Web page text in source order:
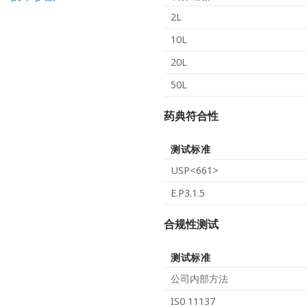
2L
10L
20L
50L
药典符合性
测试标准
USP<661>
E.P3.1.5
合规性测试
测试标准
公司内部方法
IS0 11137